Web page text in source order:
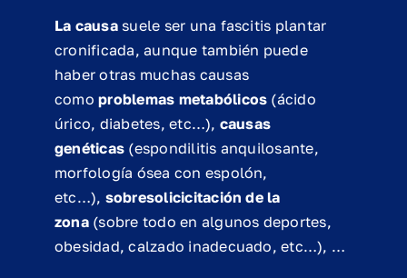
La causasuele ser una fascitis plantar
cronificada, aunque también puede
haber otras muchas causas
comoproblemas metabólicos (ácido
úrico, diabetes, etc…), causas
genéticas (espondilitis anquilosante,
morfología ósea con espolón,
etc…), sobresolicicitación de la
zona(sobre todo en algunos deportes,
obesidad, calzado inadecuado, etc…), …